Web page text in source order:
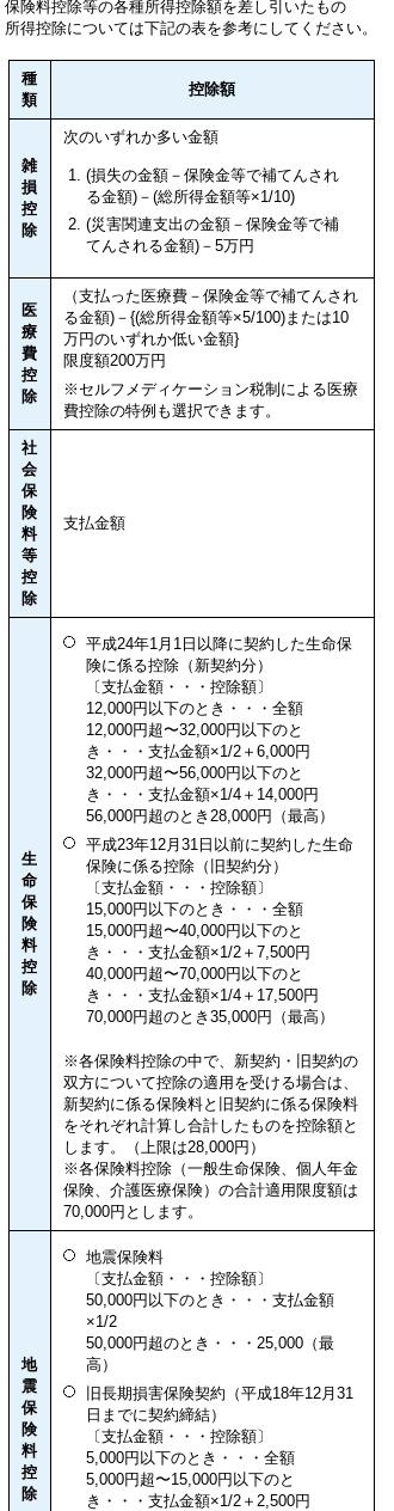
保険料控除等の各種所得控除額を差し引いたもの
所得控除については下記の表を参考にしてください。
種
類
控除額
雑
損
控
除
次のいずれか多い金額
(損失の金額－保険金等で補てんされ
る金額)－(総所得金額等×1/10)
(災害関連支出の金額－保険金等で補
てんされる金額)－5万円
医
療
費
控
除
（支払った医療費－保険金等で補てんされ
る金額)－{(総所得金額等×5/100)または10
万円のいずれか低い金額}
限度額200万円
※セルフメディケーション税制による医療
費控除の特例も選択できます。
社
会
保
険
料
等
控
除
支払金額
生
命
保
険
料
控
除
平成24年1月1日以降に契約した生命保
険に係る控除（新契約分）
〔支払金額・・・控除額〕
12,000円以下のとき・・・全額
12,000円超〜32,000円以下のと
き・・・支払金額×1/2＋6,000円
32,000円超〜56,000円以下のと
き・・・支払金額×1/4＋14,000円
56,000円超のとき28,000円（最高）
平成23年12月31日以前に契約した生命
保険に係る控除（旧契約分）
〔支払金額・・・控除額〕
15,000円以下のとき・・・全額
15,000円超〜40,000円以下のと
き・・・支払金額×1/2＋7,500円
40,000円超〜70,000円以下のと
き・・・支払金額×1/4＋17,500円
70,000円超のとき35,000円（最高）
※各保険料控除の中で、新契約・旧契約の
双方について控除の適用を受ける場合は、
新契約に係る保険料と旧契約に係る保険料
をそれぞれ計算し合計したものを控除額と
します。（上限は28,000円）
※各保険料控除（一般生命保険、個人年金
保険、介護医療保険）の合計適用限度額は
70,000円とします。
地
震
保
険
料
控
除
地震保険料
〔支払金額・・・控除額〕
50,000円以下のとき・・・支払金額
×1/2
50,000円超のとき・・・25,000（最
高）
旧長期損害保険契約（平成18年12月31
日までに契約締結）
〔支払金額・・・控除額〕
5,000円以下のとき・・・全額
5,000円超〜15,000円以下のと
き・・・支払金額×1/2＋2,500円